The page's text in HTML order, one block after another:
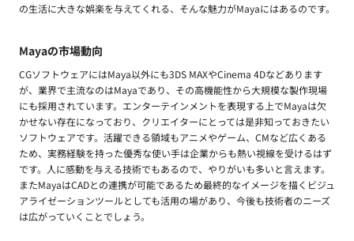
の生活に大きな娯楽を与えてくれる、そんな魅力がMayaにはあるのです。
Mayaの市場動向
CGソフトウェアにはMaya以外にも3DS MAXやCinema 4Dなどあります
が、業界で主流なのはMayaであり、その高機能性から大規模な製作現場
にも採用されています。エンターテインメントを表現する上でMayaは欠
かせない存在になっており、クリエイターにとっては是非知っておきたい
ソフトウェアです。活躍できる領域もアニメやゲーム、CMなど広くある
ため、実務経験を持った優秀な使い手は企業からも熱い視線を受けるはず
です。人に感動を与える技術でもあるので、やりがいも多いと言えます。
またMayaはCADとの連携が可能であるため最終的なイメージを描くビジュ
アライゼーションツールとしても活用の場があり、今後も技術者のニーズ
は広がっていくことでしょう。